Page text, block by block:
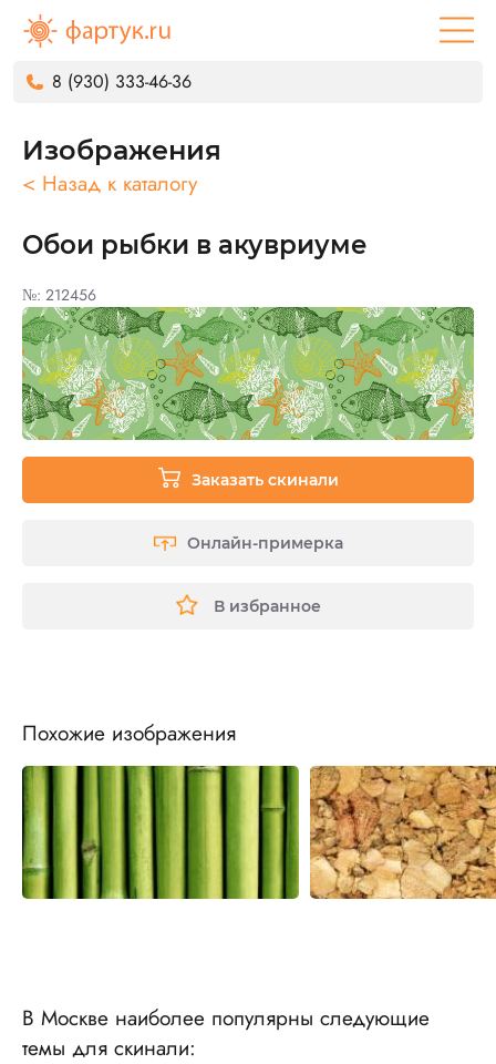
8 (930) 333-46-36
Изображения
< Назад к каталогу
Обои рыбки в акувриуме
№: 212456
Заказать скинали
Онлайн-примерка
В избранное
Похожие изображения
В Москве наиболее популярны следующие
темы для скинали: